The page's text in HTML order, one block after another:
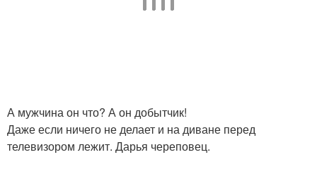
А мужчина он что? А он добытчик!
Даже если ничего не делает и на диване перед
телевизором лежит. Дарья череповец.